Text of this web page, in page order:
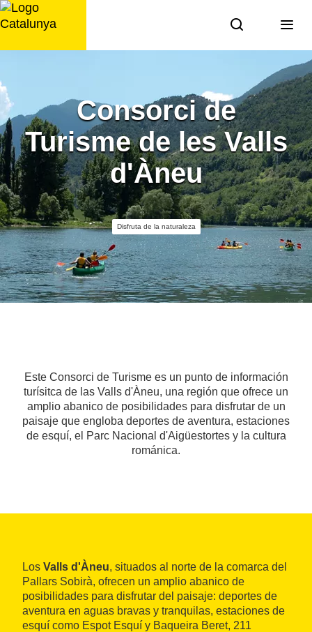
Saltar
al
Consorci de
Turisme de les Valls
d'Àneu
Disfruta de la naturaleza
Este Consorci de Turisme es un punto de información
turísitca de las Valls d'Àneu, una región que ofrece un
amplio abanico de posibilidades para disfrutar de un
paisaje que engloba deportes de aventura, estaciones
de esquí, el Parc Nacional d'Aigüestortes y la cultura
románica.
Los Valls d'Àneu, situados al norte de la comarca del
Pallars Sobirà, ofrecen un amplio abanico de
posibilidades para disfrutar del paisaje: deportes de
aventura en aguas bravas y tranquilas, estaciones de
esquí como Espot Esquí y Baqueira Beret, 211